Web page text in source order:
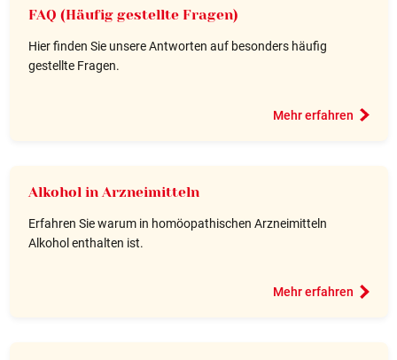
FAQ (Häufig gestellte Fragen)
Hier finden Sie unsere Antworten auf besonders häufig
gestellte Fragen.
Mehr erfahren
Alkohol in Arzneimitteln
Erfahren Sie warum in homöopathischen Arzneimitteln
Alkohol enthalten ist.
Mehr erfahren